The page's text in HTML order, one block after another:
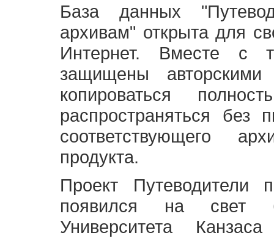
База данных
архивам" открыта для
Интернет. Вместе с
защищены
копироваться
распространяться без
соответствующего
продукта.
Проект Путеводители
появился на свет
Университета